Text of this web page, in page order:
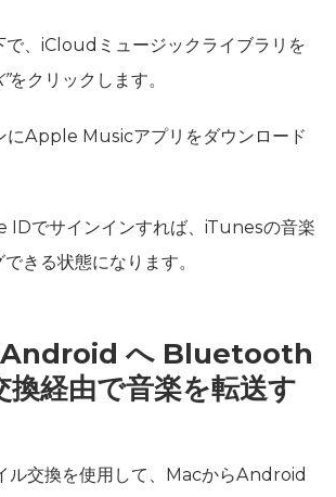
、iCloudミュージックライブラリを
をクリックします。
Apple Musicアプリをダウンロード
IDでサインインすれば、iTunesの音楽
きる状態になります。
Android へ Bluetooth
換経由で音楽を転送す
交換を使用して、MacからAndroid